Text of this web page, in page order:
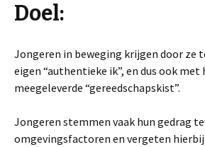
Doel:
Jongeren in beweging krijgen door ze
eigen “authentieke ik”, en dus ook met
meegeleverde “gereedschapskist”.
Jongeren stemmen vaak hun gedrag
omgevingsfactoren en vergeten